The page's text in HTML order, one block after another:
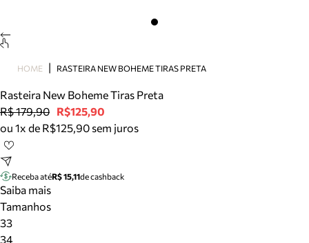
Bolsa
Tamanco
Tênis
Mule
Tire dúvidas sobre pedidos, devoluções e mais.
Meus pedidos
HOME RASTEIRA NEW BOHEME TIRAS PRETA
Rasteira New Boheme Tiras Preta
R$ 179,90 R$125,90
ou 1x de R$125,90 sem juros
Receba atéR$ 15,11de cashback
Saiba mais
Tamanhos
33
34